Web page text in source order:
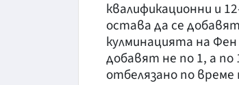
квалификационни и
остава да се
кулминацията на
добавят не по 1, а по
отбелязано по